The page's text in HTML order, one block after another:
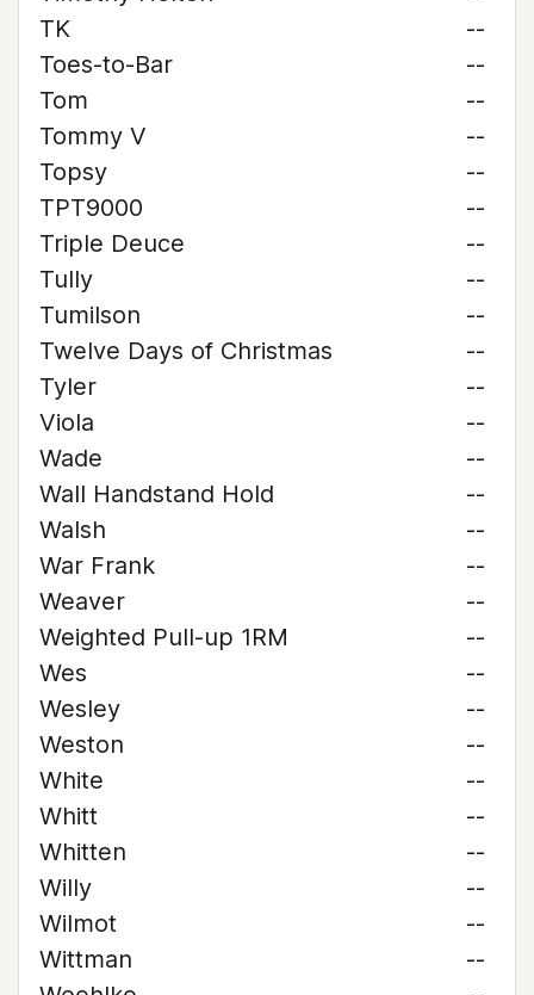
TK
--
Toes-to-Bar
--
Tom
--
Tommy V
--
Topsy
--
TPT9000
--
Triple Deuce
--
Tully
--
Tumilson
--
Twelve Days of Christmas
--
Tyler
--
Viola
--
Wade
--
Wall Handstand Hold
--
Walsh
--
War Frank
--
Weaver
--
Weighted Pull-up 1RM
--
Wes
--
Wesley
--
Weston
--
White
--
Whitt
--
Whitten
--
Willy
--
Wilmot
--
Wittman
--